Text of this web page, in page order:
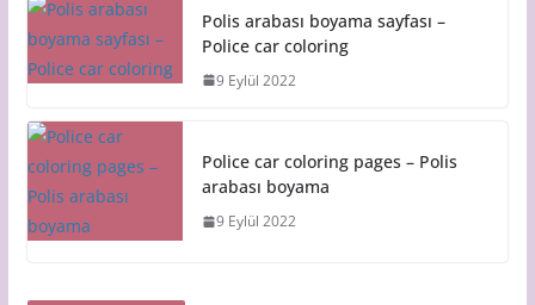
Polis arabası boyama sayfası –
Police car coloring
9 Eylül 2022
Police car coloring pages – Polis
arabası boyama
9 Eylül 2022